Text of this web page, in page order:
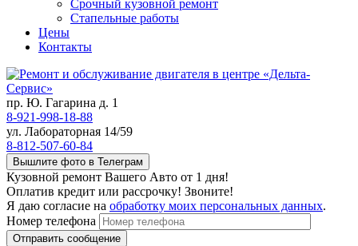
Срочный кузовной ремонт
Стапельные работы
Цены
Контакты
пр. Ю. Гагарина д. 1
8-921-998-18-88
ул. Лабораторная 14/59
8-812-507-60-84
Вышлите фото в Телеграм
Кузовной ремонт Вашего Авто от 1 дня!
Оплатив кредит или рассрочку! Звоните!
Я даю согласие на обработку моих персональных данных.
Номер телефона